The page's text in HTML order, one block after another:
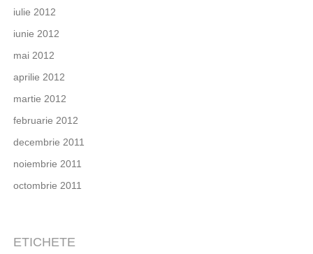
iulie 2012
iunie 2012
mai 2012
aprilie 2012
martie 2012
februarie 2012
decembrie 2011
noiembrie 2011
octombrie 2011
ETICHETE